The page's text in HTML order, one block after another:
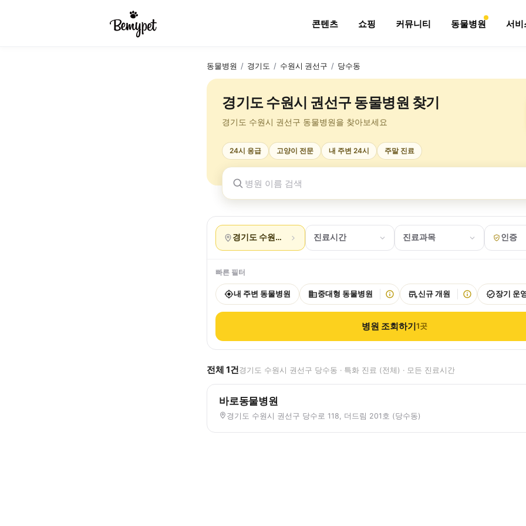
콘텐츠 쇼핑 커뮤니티 동물병원 서비
동물병원 / 경기도 / 수원시 권선구 / 당수동
경기도 수원시 권선구 동물병원 찾기
경기도 수원시 권선구 동물병원을 찾아보세요
24시 응급 고양이 전문 내 주변 24시 주말 진료
경기도 수원시 권선구 당수동
진료시간 진료과목 인증
빠른 필터
내 주변 동물병원 중대형 동물병원 신규 개원 장기 운
병원 조회하기1곳
전체 1건경기도 수원시 권선구 당수동 · 특화 진료 (전체) · 모든 진료시간
바로동물병원
경기도 수원시 권선구 당수로 118, 더드림 201호 (당수동)